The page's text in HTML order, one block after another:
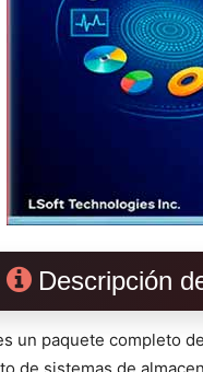
Descripción
un paquete completo